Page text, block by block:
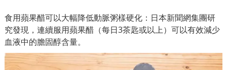
食用蘋果醋可以大幅降低動脈粥樣硬化：日本新聞網集團研
究發現，連續服用蘋果醋（每日3茶匙或以上）可以有效減少
血液中的膽固醇含量。